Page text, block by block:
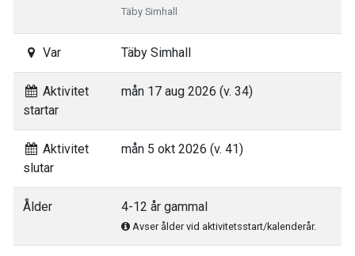
Täby Simhall
Var Täby Simhall
Aktivitet
startar
mån 17 aug 2026 (v. 34)
Aktivitet
slutar
mån 5 okt 2026 (v. 41)
Ålder 4-12 år gammal
Avser ålder vid aktivitetsstart/kalenderår.